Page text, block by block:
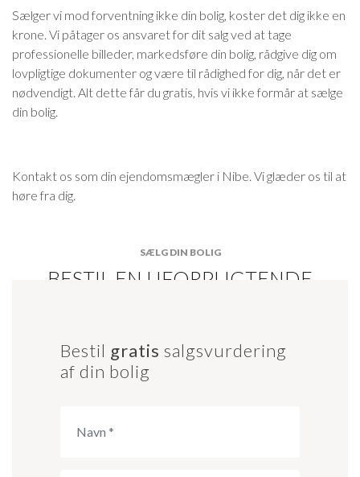
Sælger vi mod forventning ikke din bolig, koster det dig ikke en
krone. Vi påtager os ansvaret for dit salg ved at tage
professionelle billeder, markedsføre din bolig, rådgive dig om
lovpligtige dokumenter og være til rådighed for dig, når det er
nødvendigt. Alt dette får du gratis, hvis vi ikke formår at sælge
din bolig.
Kontakt os som din ejendomsmægler i Nibe. Vi glæder os til at
høre fra dig.
SÆLG DIN BOLIG
BESTIL EN UFORPLIGTENDE
Bestil gratis salgsvurdering
af din bolig